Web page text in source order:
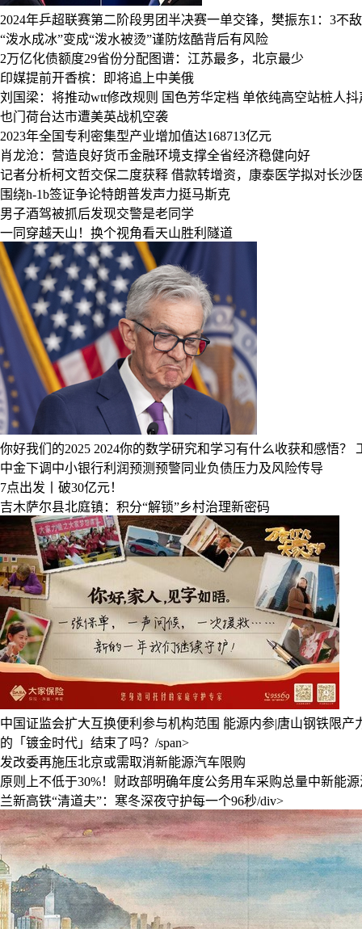
2024年乒超联赛第二阶段男团半决赛一单交锋，樊振东1：3不
“泼水成冰”变成“泼水被烫”谨防炫酷背后有风险
2万亿化债额度29省份分配图谱：江苏最多，北京最少
印媒提前开香槟：即将追上中美俄
刘国梁：将推动wtt修改规则
国色芳华定档 单依纯高空站桩人抖
也门荷台达市遭美英战机空袭
2023年全国专利密集型产业增加值达168713亿元
肖龙沧：营造良好货币金融环境支撑全省经济稳健向好
记者分析柯文哲交保二度获释 借款转增资，康泰医学拟对长沙
围绕h-1b签证争论特朗普发声力挺马斯克
男子酒驾被抓后发现交警是老同学
一同穿越天山！换个视角看天山胜利隧道
你好我们的2025 2024你的数学研究和学习有什么收获和感悟？
中金下调中小银行利润预测预警同业负债压力及风险传导
7点出发丨破30亿元！
吉木萨尔县北庭镇：积分“解锁”乡村治理新密码
中国证监会扩大互换便利参与机构范围 能源内参|唐山钢铁限产
的「镀金时代」结束了吗？/span>
发改委再施压北京或需取消新能源汽车限购
原则上不低于30%！财政部明确年度公务用车采购总量中新能
兰新高铁“清道夫”：寒冬深夜守护每一个96秒/div>